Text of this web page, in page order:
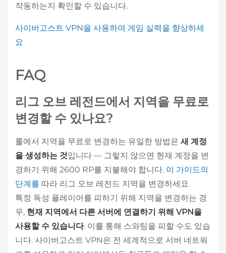
작동하는지 확인할 수 있습니다.
사이버고스트 VPN을 사용하여 게임 실력을 향상하세
요
FAQ
리그 오브 레전드에서 지역을 무료로
변경할 수 있나요?
롤에서 지역을 무료로 변경하는 유일한 방법은 새 계정
을 생성하는 것입니다 — 그렇지 않으면 현재 계정을 변
경하기 위해 2600 RP를 지불해야 합니다. 이 가이드의
단계를 따라 리그 오브 레전드 지역을 변경하세요.
특정 독성 플레이어를 피하기 위해 지역을 변경하는 경
우, 현재 지역에서 다른 서버에 연결하기 위해 VPN을
사용할 수 있습니다. 이를 통해 스와팅을 피할 수도 있습
니다. 사이버고스트 VPN은 전 세계적으로 서버 네트워